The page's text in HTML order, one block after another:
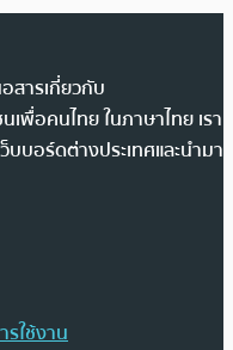
สารเกี่ยวกับ
เพื่อคนไทย ในภาษาไทย เรา
บอร์ดต่างประเทศและนำมา
ใช้งาน